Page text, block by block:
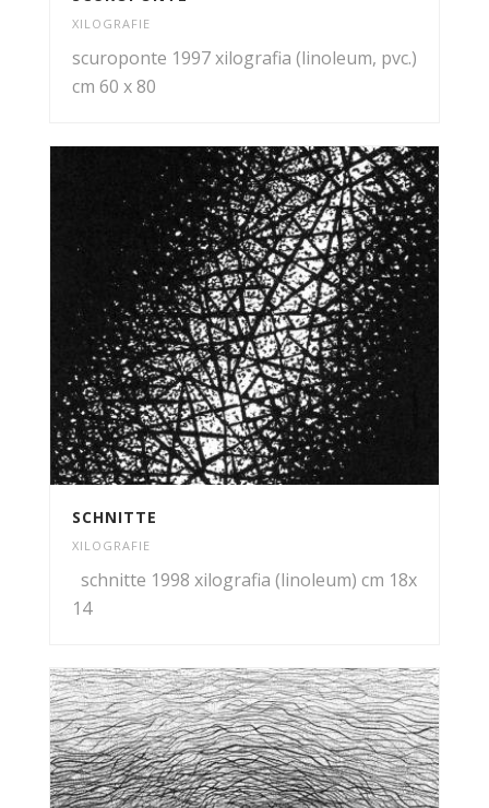
XILOGRAFIE
scuroponte 1997 xilografia (linoleum, pvc.)
cm 60 x 80
SCHNITTE
XILOGRAFIE
schnitte 1998 xilografia (linoleum) cm 18x
14